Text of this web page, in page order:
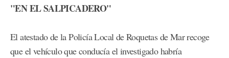
"EN EL SALPICADERO"
El atestado de la Policía Local de Roquetas de Mar recoge
que el vehículo que conducía el investigado habría